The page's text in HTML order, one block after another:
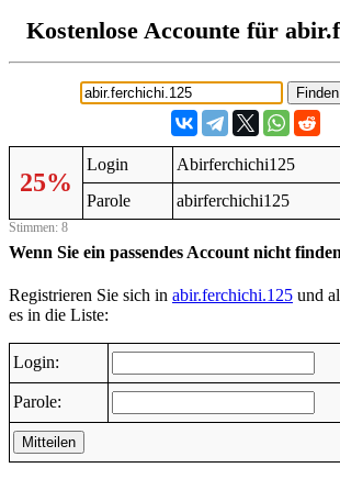
Kostenlose Accounte für
25%
Login
Abirferchichi125
Parole
abirferchichi125
Stimmen: 8
Wenn Sie ein passendes Account nicht finden
Registrieren Sie sich in abir.ferchichi.125 und
es in die Liste:
Login:
Parole:
Mitteilen